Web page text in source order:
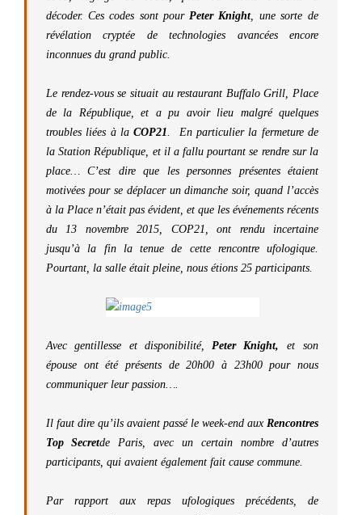
décoder. Ces codes sont pour Peter Knight, une sorte de
révélation cryptée de technologies avancées encore
inconnues du grand public.
Le rendez-vous se situait au restaurant Buffalo Grill, Place
de la République, et a pu avoir lieu malgré quelques
troubles liées à la COP21. En particulier la fermeture de
la Station République, et il a fallu pourtant se rendre sur la
place… C’est dire que les personnes présentes étaient
motivées pour se déplacer un dimanche soir, quand l’accès
à la Place n’était pas évident, et que les événements récents
du 13 novembre 2015, COP21, ont rendu incertaine
jusqu’à la fin la tenue de cette rencontre ufologique.
Pourtant, la salle était pleine, nous étions 25 participants.
Avec gentillesse et disponibilité, Peter Knight, et son
épouse ont été présents de 20h00 à 23h00 pour nous
communiquer leur passion….
Il faut dire qu’ils avaient passé le week-end aux Rencontres
Top Secretde Paris, avec un certain nombre d’autres
participants, qui avaient également fait cause commune.
Par rapport aux repas ufologiques précédents, de